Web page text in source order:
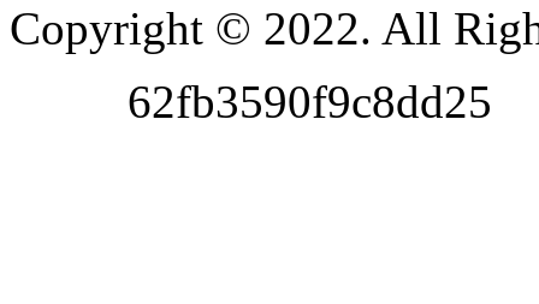
Copyright © 2022. All
62fb3590f9c8dd25